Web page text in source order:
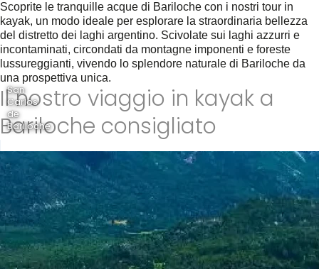
Scoprite le tranquille acque di Bariloche con i nostri tour in
kayak, un modo ideale per esplorare la straordinaria bellezza
del distretto dei laghi argentino. Scivolate sui laghi azzurri e
incontaminati, circondati da montagne imponenti e foreste
lussureggianti, vivendo lo splendore naturale di Bariloche da
una prospettiva unica.
Il nostro viaggio in kayak a
Bariloche consigliato
San
Carlos
de
Bariloche